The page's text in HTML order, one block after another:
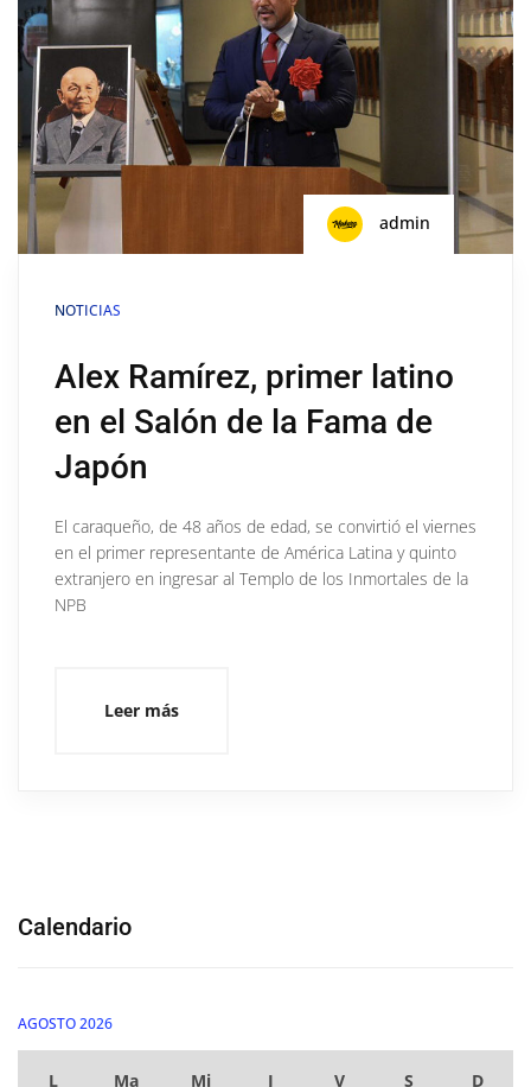
admin
NOTICIAS
Alex Ramírez, primer latino
en el Salón de la Fama de
Japón
El caraqueño, de 48 años de edad, se convirtió el viernes
en el primer representante de América Latina y quinto
extranjero en ingresar al Templo de los Inmortales de la
NPB
Leer más
Calendario
AGOSTO 2026
L Ma Mi J V S D